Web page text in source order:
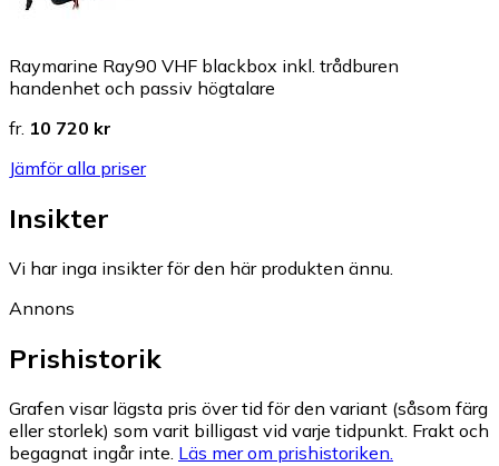
Raymarine Ray90 VHF blackbox inkl. trådburen
handenhet och passiv högtalare
fr. 10 720 kr
Jämför alla priser
Insikter
Vi har inga insikter för den här produkten ännu.
Annons
Prishistorik
Grafen visar lägsta pris över tid för den variant (såsom färg
eller storlek) som varit billigast vid varje tidpunkt. Frakt och
begagnat ingår inte. Läs mer om prishistoriken.